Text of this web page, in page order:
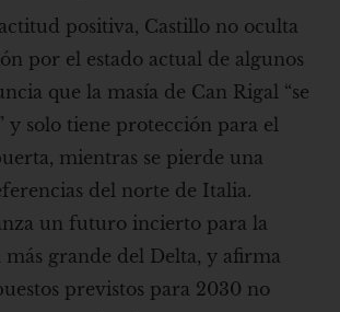
positiva, Castillo no oculta
por el estado actual de algunos
que la masía de Can Rigal “se
y solo tiene protección para el
mientras se pierde una
del norte de Italia.
un futuro incierto para la
grande del Delta, y afirma
previstos para 2030 no